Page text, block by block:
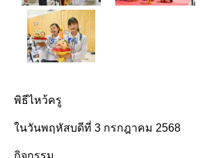
พิธีไหว้ครู
ในวันพฤหัสบดีที่ 3 กรกฎาคม 2568
กิจกรรม